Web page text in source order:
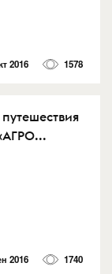
2016 1578
2016 1740